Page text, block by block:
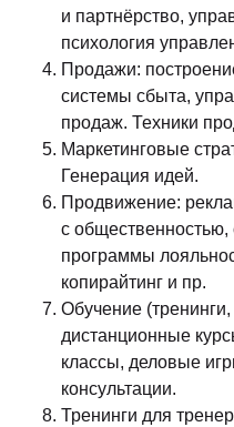
и партнёрство,
психология
Продажи:
системы сбыта,
продаж. Техники
Маркетинговые
Генерация идей.
Продвижение:
с
программы
копирайтинг и пр.
Обучение
дистанционные
классы, деловые
консультации.
Тренинги для